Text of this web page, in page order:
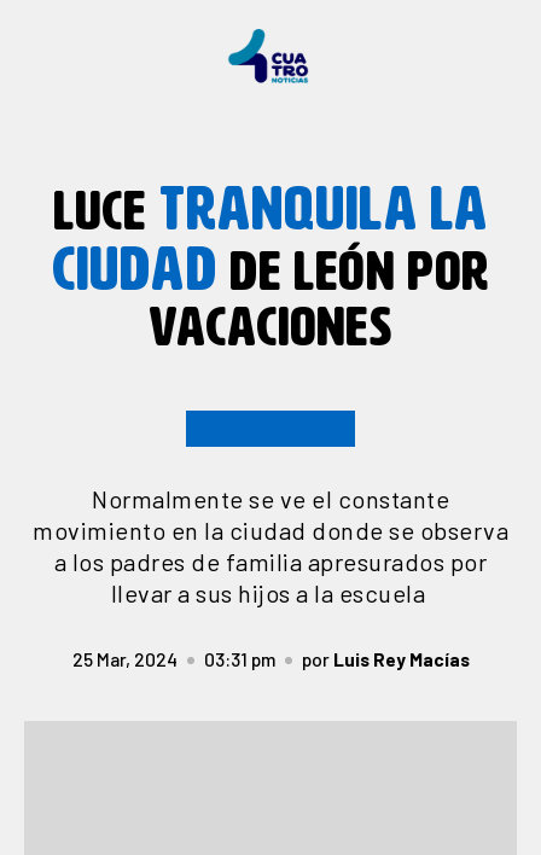
LUCE TRANQUILA LA
CIUDAD DE LEÓN POR
VACACIONES
Normalmente se ve el constante
movimiento en la ciudad donde se observa
a los padres de familia apresurados por
llevar a sus hijos a la escuela
25 Mar, 2024 03:31 pm por Luis Rey Macías